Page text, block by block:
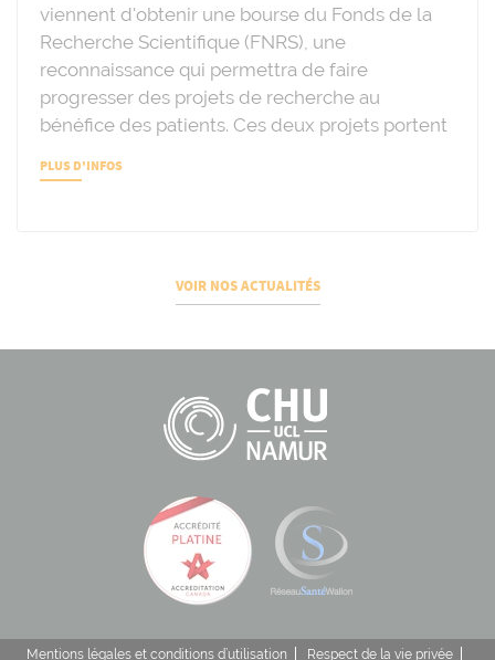
viennent d'obtenir une bourse du Fonds de la
Recherche Scientifique (FNRS), une
reconnaissance qui permettra de faire
progresser des projets de recherche au
bénéfice des patients. Ces deux projets portent
PLUS D'INFOS
VOIR NOS ACTUALITÉS
Mentions légales et conditions d’utilisation Respect de la vie privée